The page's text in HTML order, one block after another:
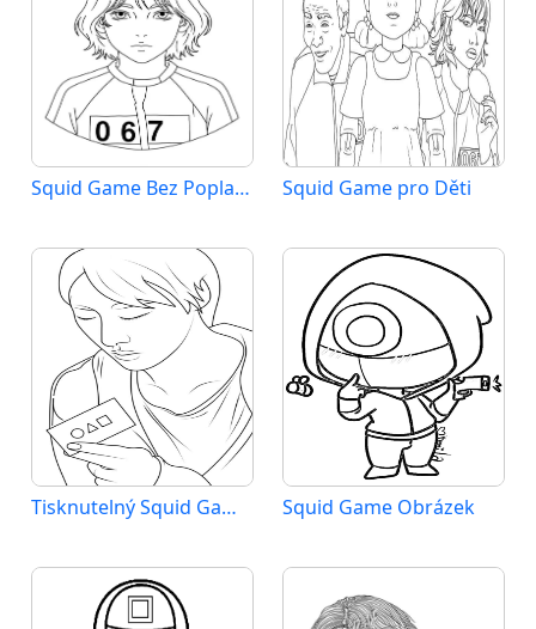
Squid Game Bez Poplatku Squid Game pro Děti
Tisknutelný Squid Game Bez Poplatku Squid Game Obrázek